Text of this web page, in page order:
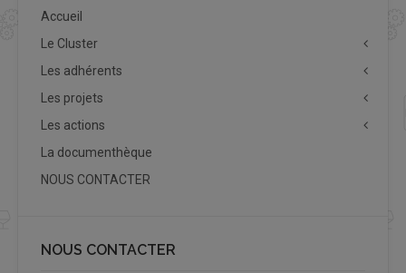
Accueil
Le Cluster
Les adhérents
Les projets
Les actions
La documenthèque
NOUS CONTACTER
NOUS CONTACTER